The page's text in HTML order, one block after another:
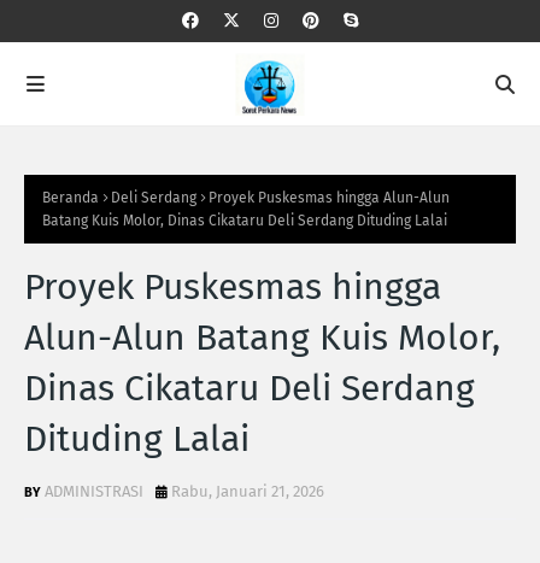
Beranda Deli Serdang
Proyek Puskesmas hingga Alun-Alun
Batang Kuis Molor, Dinas Cikataru Deli Serdang Dituding Lalai
Proyek Puskesmas hingga
Alun-Alun Batang Kuis Molor,
Dinas Cikataru Deli Serdang
Dituding Lalai
ADMINISTRASI Rabu, Januari 21, 2026